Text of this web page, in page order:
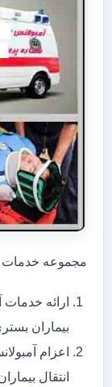
مجموعه خدمات
ارائه
بیماران
انتقال